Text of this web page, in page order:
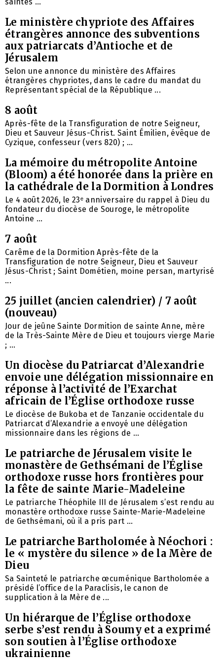
Le ministère chypriote des Affaires
étrangères annonce des subventions
aux patriarcats d’Antioche et de
Jérusalem
Selon une annonce du ministère des Affaires
étrangères chypriotes, dans le cadre du mandat du
Représentant spécial de la République ...
8 août
Après-fête de la Transfiguration de notre Seigneur,
Dieu et Sauveur Jésus-Christ. Saint Émilien, évêque de
Cyzique, confesseur (vers 820) ; ...
La mémoire du métropolite Antoine
(Bloom) a été honorée dans la prière en
la cathédrale de la Dormition à Londres
Le 4 août 2026, le 23ᵉ anniversaire du rappel à Dieu du
fondateur du diocèse de Souroge, le métropolite
Antoine ...
7 août
Carême de la Dormition Après-fête de la
Transfiguration de notre Seigneur, Dieu et Sauveur
Jésus-Christ ; Saint Dométien, moine persan, martyrisé
...
25 juillet (ancien calendrier) / 7 août
(nouveau)
Jour de jeûne Sainte Dormition de sainte Anne, mère
de la Très-Sainte Mère de Dieu et toujours vierge Marie
; ...
Un diocèse du Patriarcat d’Alexandrie
envoie une délégation missionnaire en
réponse à l’activité de l’Exarchat
africain de l’Église orthodoxe russe
Le diocèse de Bukoba et de Tanzanie occidentale du
Patriarcat d’Alexandrie a envoyé une délégation
missionnaire dans les régions de ...
Le patriarche de Jérusalem visite le
monastère de Gethsémani de l’Église
orthodoxe russe hors frontières pour
la fête de sainte Marie-Madeleine
Le patriarche Théophile III de Jérusalem s’est rendu au
monastère orthodoxe russe Sainte-Marie-Madeleine
de Gethsémani, où il a pris part ...
Le patriarche Bartholomée à Néochori :
le « mystère du silence » de la Mère de
Dieu
Sa Sainteté le patriarche œcuménique Bartholomée a
présidé l’office de la Paraclisis, le canon de
supplication à la Mère de ...
Un hiérarque de l’Église orthodoxe
serbe s’est rendu à Soumy et a exprimé
son soutien à l’Église orthodoxe
ukrainienne